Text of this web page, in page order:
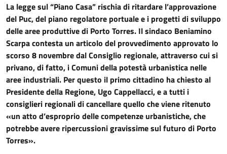
La legge sul “Piano Casa” rischia di ritardare l’approvazione
del Puc, del piano regolatore portuale e i progetti di sviluppo
delle aree produttive di Porto Torres. Il sindaco Beniamino
Scarpa contesta un articolo del provvedimento approvato lo
scorso 8 novembre dal Consiglio regionale, attraverso cui si
privano, di fatto, i Comuni della potestà urbanistica nelle
aree industriali. Per questo il primo cittadino ha chiesto al
Presidente della Regione, Ugo Cappellacci, e a tutti i
consiglieri regionali di cancellare quello che viene ritenuto
«un atto d’esproprio delle competenze urbanistiche, che
potrebbe avere ripercussioni gravissime sul futuro di Porto
Torres».